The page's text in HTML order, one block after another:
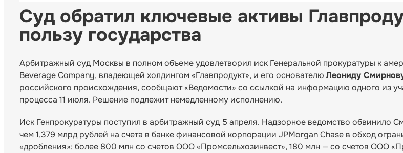
Суд обратил ключевые активы
пользу государства
Арбитражный суд Москвы в полном объеме удовлетворил иск Генеральной прокуратуры к
Beverage Company, владеющей холдингом «Главпродукт», и его основателю Леониду
российского происхождения, сообщают «Ведомости» со ссылкой на информацию одного из
процесса 11 июля. Решение подлежит немедленному исполнению.
Иск Генпрокуратуры поступил в арбитражный суд 5 апреля. Надзорное ведомство обвинило
чем 1,379 млрд рублей на счета в банке финансовой корпорации JPMorgan Chase в обход
«дробления»: более 800 млн со счетов ООО «Промсельхозинвест», 180 млн — со счетов ООО